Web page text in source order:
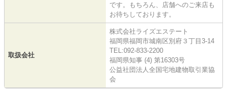
です。もちろん、店舗へのご来店も
お待ちしております。
取扱会社
株式会社ライズエステート
福岡県福岡市城南区別府３丁目3-14
TEL:092-833-2200
福岡県知事 (4) 第16303号
公益社団法人全国宅地建物取引業協
会